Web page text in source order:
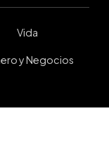
Vida
y Negocios